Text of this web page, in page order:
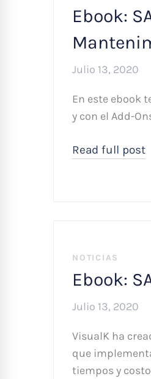
Ebook:
Julio 13, 2020
En este ebook
y con el Add-
Read full post
NOTICIAS
Ebook:
Julio 13, 2020
VisualK ha
que
tiempos y